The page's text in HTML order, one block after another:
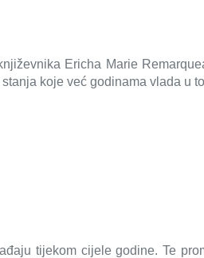
Ericha Marie
koje već godinama vlada u
tijekom cijele godine. Te